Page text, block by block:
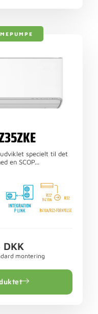
specielt til det
en SCOP...
montering